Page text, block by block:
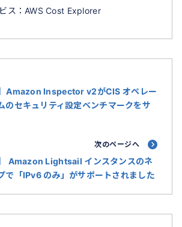
ス：AWS Cost Explorer
】Amazon Inspector v2がCIS オペレー
のセキュリティ設定ベンチマークをサ
次のページへ
】 Amazon Lightsail インスタンスのネ
で「IPv6 のみ」がサポートされました